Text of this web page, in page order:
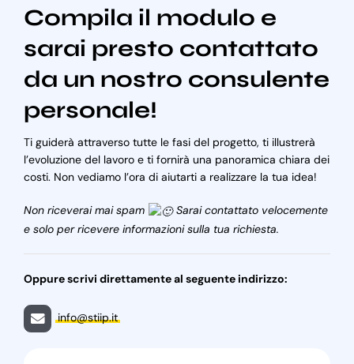
Compila il modulo e
sarai presto contattato
da un nostro consulente
personale!
Ti guiderà attraverso tutte le fasi del progetto, ti illustrerà
l’evoluzione del lavoro e ti fornirà una panoramica chiara dei
costi. Non vediamo l’ora di aiutarti a realizzare la tua idea!
Non riceverai mai spam
Sarai contattato velocemente
e solo per ricevere informazioni sulla tua richiesta.
Oppure scrivi direttamente al seguente indirizzo:
info@stiip.it